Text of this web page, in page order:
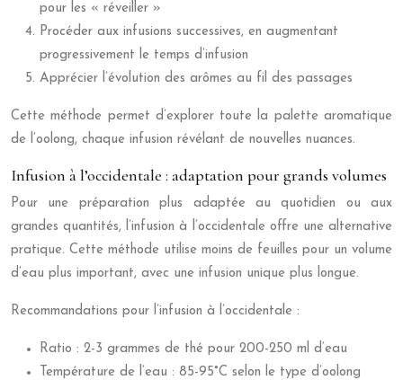
pour les « réveiller »
Procéder aux infusions successives, en augmentant
progressivement le temps d’infusion
Apprécier l’évolution des arômes au fil des passages
Cette méthode permet d’explorer toute la palette aromatique
de l’oolong, chaque infusion révélant de nouvelles nuances.
Infusion à l’occidentale : adaptation pour grands volumes
Pour une préparation plus adaptée au quotidien ou aux
grandes quantités, l’infusion à l’occidentale offre une alternative
pratique. Cette méthode utilise moins de feuilles pour un volume
d’eau plus important, avec une infusion unique plus longue.
Recommandations pour l’infusion à l’occidentale :
Ratio : 2-3 grammes de thé pour 200-250 ml d’eau
Température de l’eau : 85-95°C selon le type d’oolong